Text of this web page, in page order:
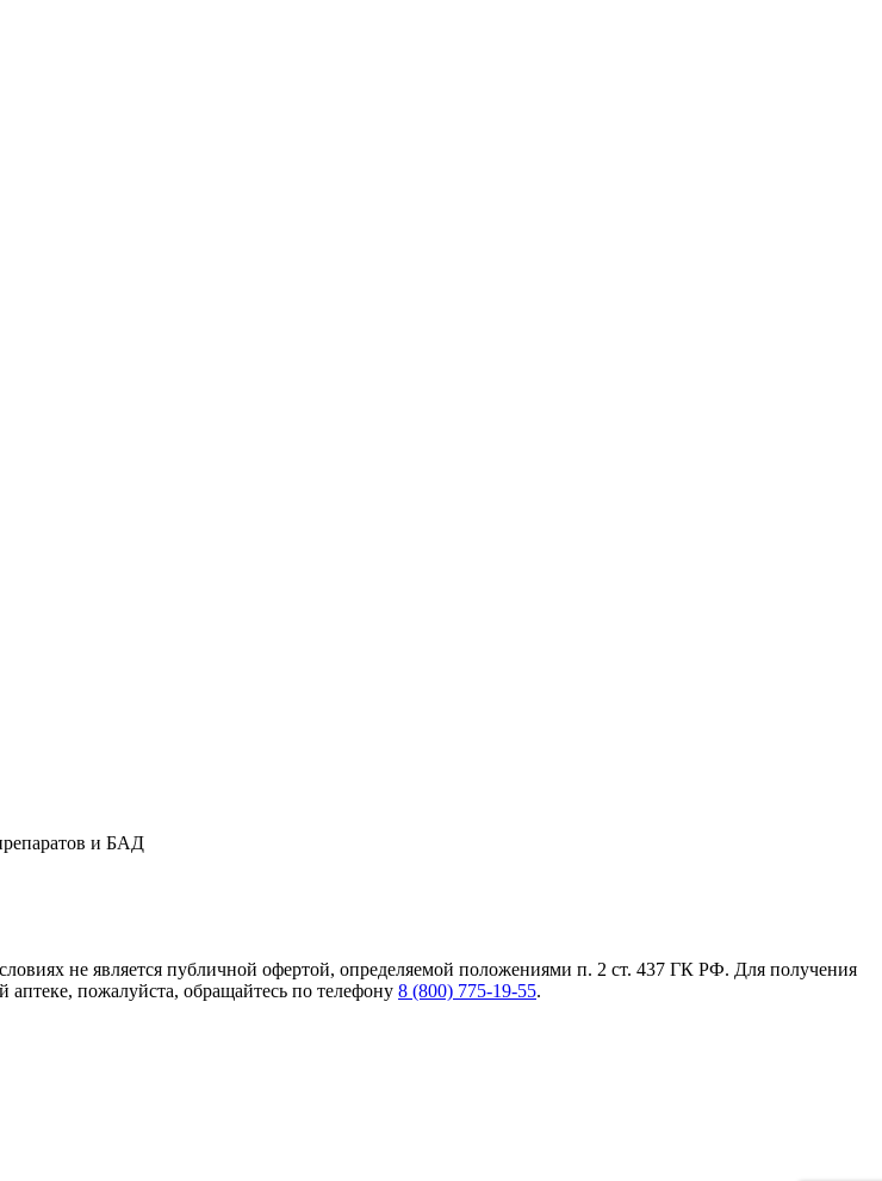
и БАД
не является публичной офертой, определяемой положениями п. 2 ст. 437 ГК РФ. Для получения
пожалуйста, обращайтесь по телефону 8 (800) 775-19-55.